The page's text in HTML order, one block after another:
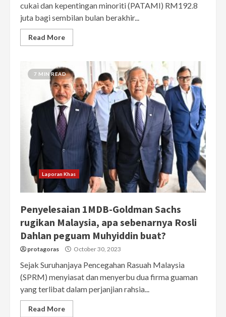
cukai dan kepentingan minoriti (PATAMI) RM192.8
juta bagi sembilan bulan berakhir...
Read More
7 MIN READ
Laporan Khas
Penyelesaian 1MDB-Goldman Sachs
rugikan Malaysia, apa sebenarnya Rosli
Dahlan peguam Muhyiddin buat?
protagoras October 30, 2023
Sejak Suruhanjaya Pencegahan Rasuah Malaysia
(SPRM) menyiasat dan menyerbu dua firma guaman
yang terlibat dalam perjanjian rahsia...
Read More